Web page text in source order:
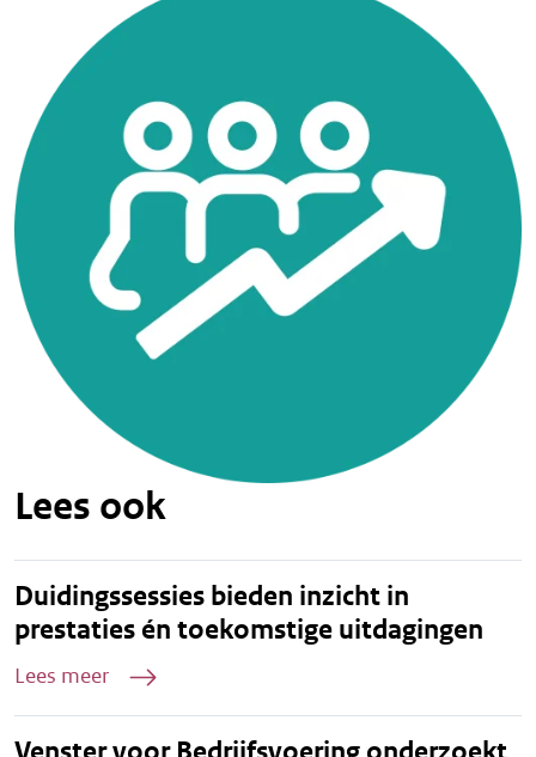
Lees ook
Duidingssessies bieden inzicht in
prestaties én toekomstige uitdagingen
Lees meer